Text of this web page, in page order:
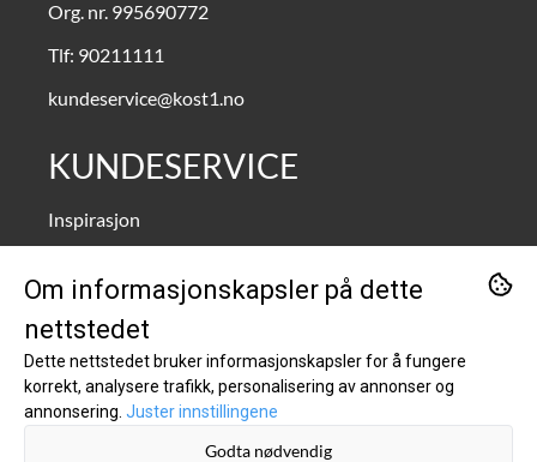
Org. nr. 995690772
Tlf: 90211111
kundeservice@kost1.no
KUNDESERVICE
Inspirasjon
Kontakt oss
Leveringsinfo
Om informasjonskapsler på dette
nettstedet
Dette nettstedet bruker informasjonskapsler for å fungere
korrekt, analysere trafikk, personalisering av annonser og
annonsering. Juster innstillingene
Godta nødvendig